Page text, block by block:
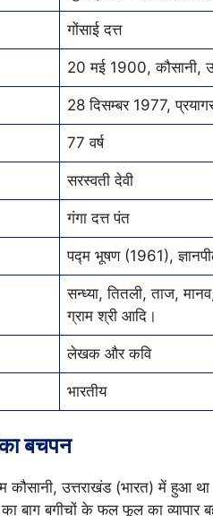
गोंसाई दत्त
20 मई 1900, कौसानी,
28 दिसम्बर 1977,
77 वर्ष
सरस्वती देवी
गंगा दत्त पंत
पद्म भूषण (1961),
सन्ध्या, तितली, ताज,
ग्राम श्री आदि।
लेखक और कवि
भारतीय
बचपन
कौसानी, उत्तराखंड (भारत) में हुआ
बाग बगीचों के फल फूल का व्यापार